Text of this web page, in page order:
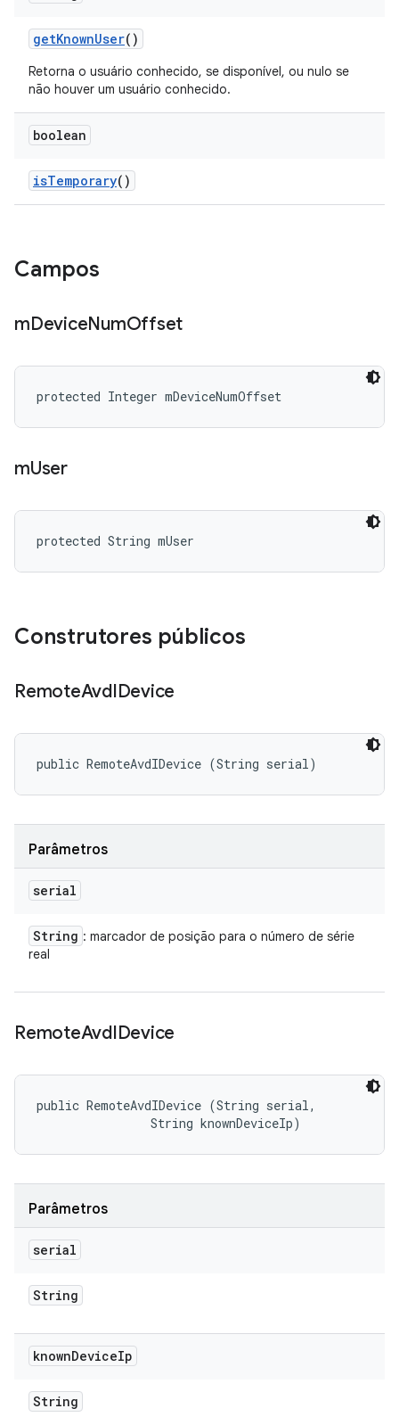
getKnownUser()
Retorna o usuário conhecido, se disponível, ou nulo se
não houver um usuário conhecido.
boolean
isTemporary()
Campos
mDeviceNumOffset
protected Integer mDeviceNumOffset
mUser
protected String mUser
Construtores públicos
RemoteAvdIDevice
public RemoteAvdIDevice (String serial)
Parâmetros
serial
String : marcador de posição para o número de série
real
RemoteAvdIDevice
public RemoteAvdIDevice (String serial,
                String knownDeviceIp)
Parâmetros
serial
String
knownDeviceIp
String